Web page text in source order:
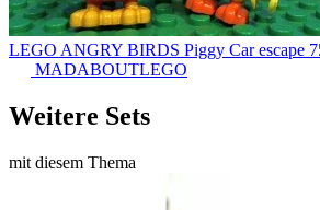
LEGO ANGRY BIRDS Piggy Car escape
MADABOUTLEGO
Weitere Sets
mit diesem Thema